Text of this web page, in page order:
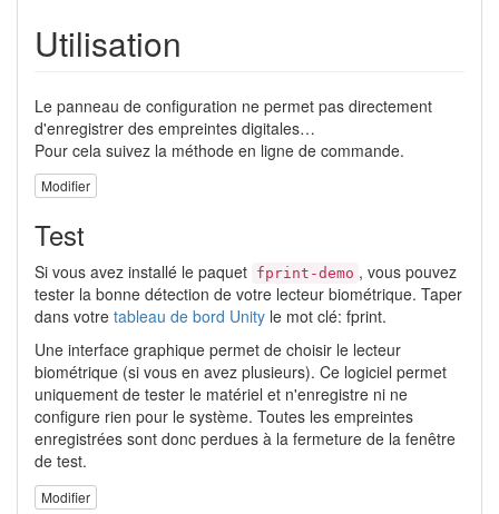
Utilisation
Le panneau de configuration ne permet pas directement
d'enregistrer des empreintes digitales…
Pour cela suivez la méthode en ligne de commande.
Modifier
Test
Si vous avez installé le paquet fprint-demo , vous pouvez
tester la bonne détection de votre lecteur biométrique. Taper
dans votre tableau de bord Unity le mot clé: fprint.
Une interface graphique permet de choisir le lecteur
biométrique (si vous en avez plusieurs). Ce logiciel permet
uniquement de tester le matériel et n'enregistre ni ne
configure rien pour le système. Toutes les empreintes
enregistrées sont donc perdues à la fermeture de la fenêtre
de test.
Modifier